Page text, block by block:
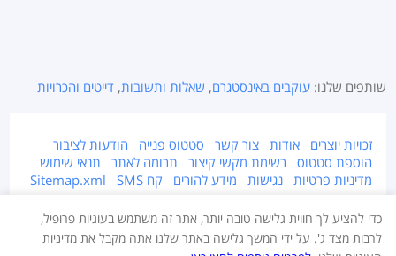
שותפים שלנו:עוקבים באינסטגרם, שאלות ותשובות, דייטים והכרויות
זכויות יוצרים אודות צור קשר סטטוס פנייה
הודעות לציבור
הוספת סטטוס
רשימת מקשי קיצור תרומה לאתר
תנאי שימוש
מדיניות פרטיות
נגישות מידע להורים קח SMS Sitemap.xml
אתר זה מוגן על ידי זכויות יוצרים © 2015-2026 Takestatus.net.
אין צוות האתר אחראי על התוכן המפורסם באתר, במידה ויש חומר לא ראוי ו/או
מוגן בזכויות יוצרים - יש לדווח מייד בעמוד צור קשר.
כדי להציע לך חווית גלישה טובה יותר, אתר זה משתמש בעוגיות פרופיל,
לרבות מצד ג'. על ידי המשך גלישה באתר שלנו אתה מקבל את מדיניות